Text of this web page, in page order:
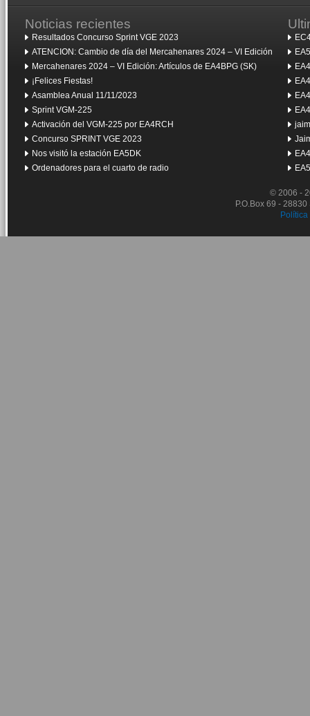
Noticias recientes
Resultados Concurso Sprint VGE 2023
ATENCION: Cambio de día del Mercahenares 2024 – VI Edición
Mercahenares 2024 – VI Edición: Artículos de EA4BPG (SK)
¡Felices Fiestas!
Asamblea Anual 11/11/2023
Sprint VGM-225
Activación del VGM-225 por EA4RCH
Concurso SPRINT VGE 2023
Nos visitó la estación EA5DK
Ordenadores para el cuarto de radio
© 2006 -
P.O.Box 69 -